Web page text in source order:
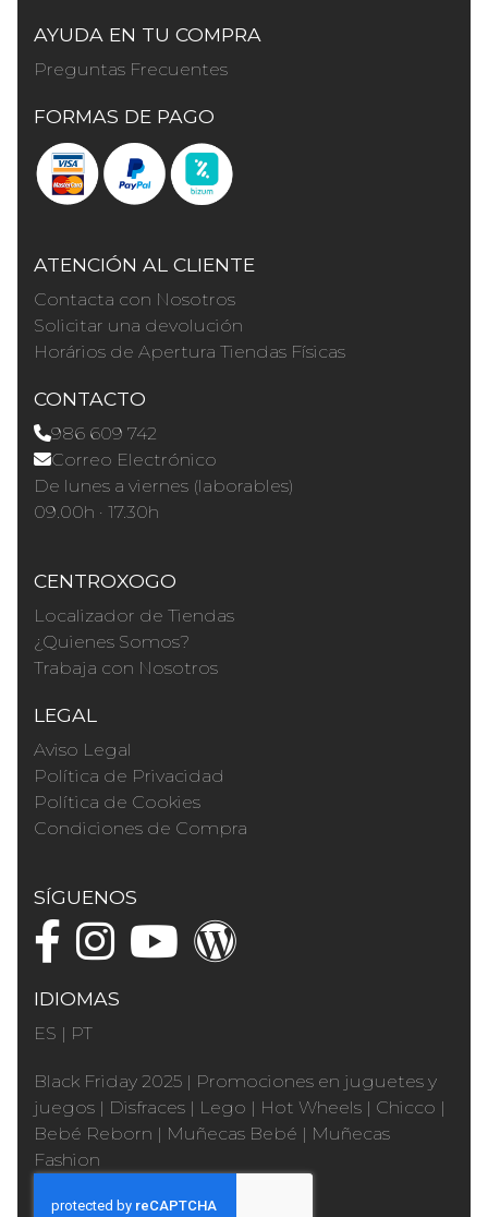
AYUDA EN TU COMPRA
Preguntas Frecuentes
FORMAS DE PAGO
ATENCIÓN AL CLIENTE
Contacta con Nosotros
Solicitar una devolución
Horários de Apertura Tiendas Físicas
CONTACTO
986 609 742
Correo Electrónico
De lunes a viernes (laborables)
09.00h · 17.30h
CENTROXOGO
Localizador de Tiendas
¿Quienes Somos?
Trabaja con Nosotros
LEGAL
Aviso Legal
Política de Privacidad
Política de Cookies
Condiciones de Compra
SÍGUENOS
IDIOMAS
ES | PT
Black Friday 2025 | Promociones en juguetes y
juegos | Disfraces | Lego | Hot Wheels | Chicco |
Bebé Reborn | Muñecas Bebé | Muñecas
Fashion